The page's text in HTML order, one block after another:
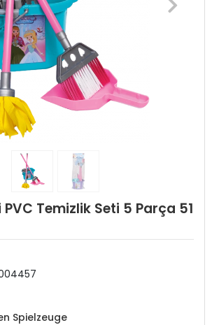
Temizlik Seti 5 Parça 51
Spielzeuge